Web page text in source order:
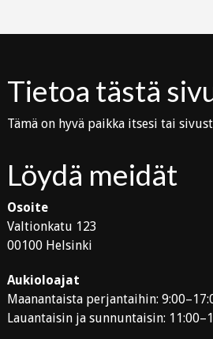
Tietoa tästä
Tämä on hyvä paikka itsesi tai
Löydä meidät
Osoite
Valtionkatu 123
00100 Helsinki
Aukioloajat
Maanantaista perjantaihin:
Lauantaisin ja sunnuntaisin: